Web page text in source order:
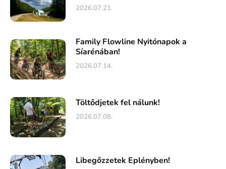
2026.07.21.
Family Flowline Nyitónapok a
Síarénában!
2026.07.14.
Töltődjetek fel nálunk!
2026.07.08.
Libegőzzetek Eplényben!